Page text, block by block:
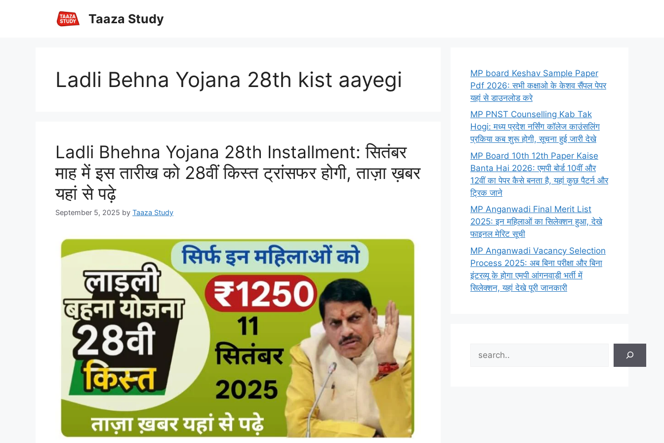
Taaza Study
Ladli Behna Yojana 28th kist aayegi
Ladli Bhehna Yojana 28th Installment: सितंबर
माह में इस तारीख को 28वीं किस्त ट्रांसफर होगी, ताज़ा ख़बर
यहां से पढ़े
September 5, 2025 by Taaza Study
MP board Keshav Sample Paper
Pdf 2026: सभी कक्षाओ के केशव सैंपल पेपर
यहां से डाउनलोड करे
MP PNST Counselling Kab Tak
Hogi: मध्य प्रदेश नर्सिंग कॉलेज काउंसलिंग
प्रकिया कब शुरू होगी, सूचना हुई जारी देखे
MP Board 10th 12th Paper Kaise
Banta Hai 2026: एमपी बोर्ड 10वीं और
12वीं का पेपर कैसे बनता है, यहां कुछ पैटर्न और
ट्रिक जाने
MP Anganwadi Final Merit List
2025: इन महिलाओं का सिलेक्शन हुआ, देखे
फाइनल मेरिट सूची
MP Anganwadi Vacancy Selection
Process 2025: अब बिना परीक्षा और बिना
इंटरव्यू के होगा एमपी आंगनवाड़ी भर्ती में
सिलेक्शन, यहां देखे पूरी जानकारी